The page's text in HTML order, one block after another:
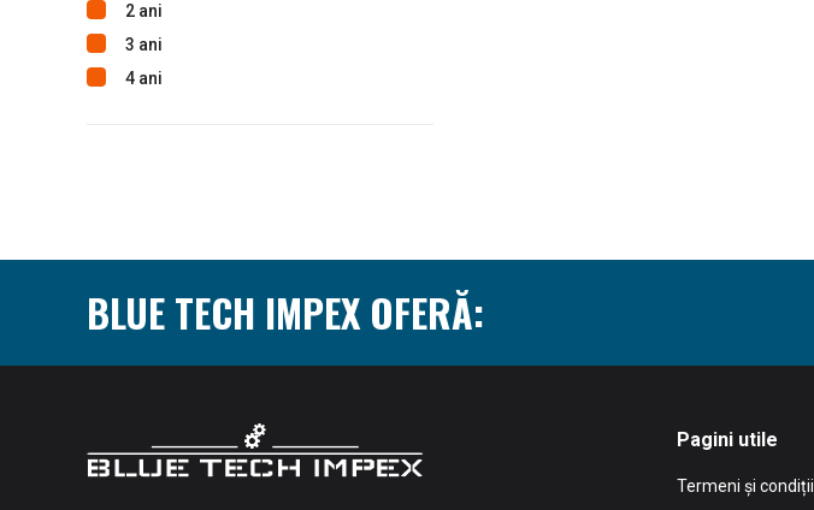
2 ani
3 ani
4 ani
BLUE TECH IMPEX OFERĂ:
Pagini utile
Termeni și condiții